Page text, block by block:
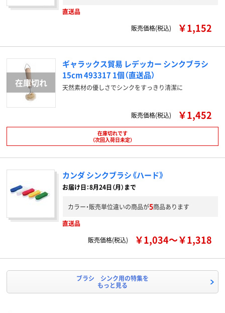
直送品
販売価格(税込)
￥1,152
ギャラックス貿易 レデッカー シンクブラシ
15cm 493317 1個（直送品）
天然素材の優しさでシンクをすっきり清潔に
販売価格(税込) ￥1,452
在庫切れです
（次回入荷日未定）
カンダ シンクブラシ《ハード》
お届け日：8月24日（月）まで
カラー・販売単位違いの商品が5商品あります
直送品
販売価格(税込)
￥1,034～￥1,318
ブラシ シンク用の特集を
もっと見る